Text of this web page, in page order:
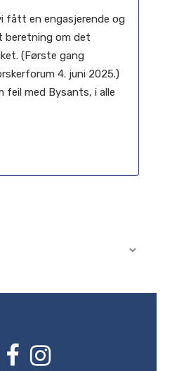
fått en engasjerende og
beretning om det
(Første gang
4. juni 2025.)
feil med Bysants, i alle